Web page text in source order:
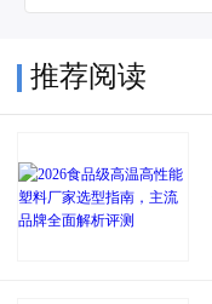
推荐阅读